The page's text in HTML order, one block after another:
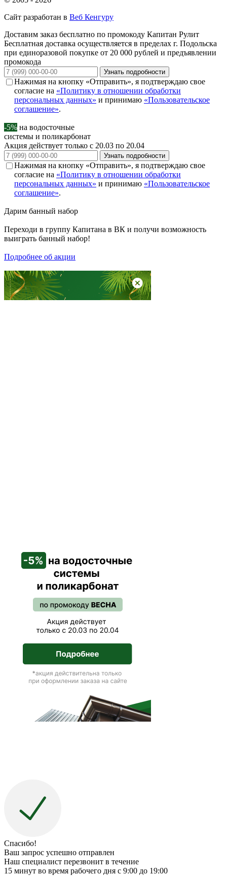
Сайт разработан в Веб Кенгуру
Доставим заказ бесплатно по промокоду Капитан Рулит
Бесплатная доставка осуществляется в пределах г. Подольска
при единоразовой покупке от 20 000 рублей и предъявлении
промокода
Узнать подробности
Нажимая на кнопку «Отправить», я подтверждаю свое
согласие на «Политику в отношении обработки
персональных данных» и принимаю «Пользовательское
соглашение».
-5% на водосточные
системы и поликарбонат
Акция действует только с 20.03 по 20.04
Узнать подробности
Нажимая на кнопку «Отправить», я подтверждаю свое
согласие на «Политику в отношении обработки
персональных данных» и принимаю «Пользовательское
соглашение».
Дарим банный набор
Переходи в группу Капитана в ВК и получи возможность
выиграть банный набор!
Подробнее об акции
Спасибо!
Ваш запрос успешно отправлен
Наш специалист перезвонит в течение
15 минут во время рабочего дня с 9:00 до 19:00